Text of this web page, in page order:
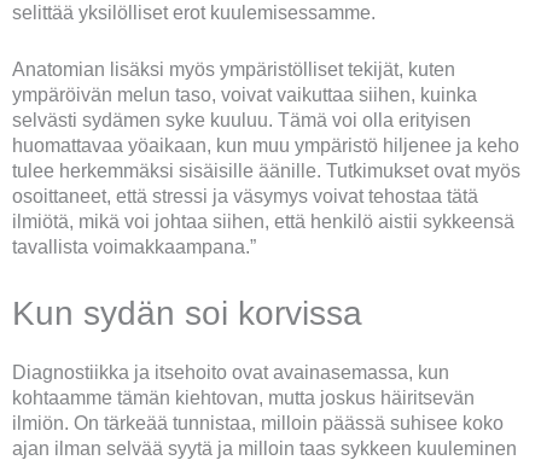
selittää yksilölliset erot kuulemisessamme.
Anatomian lisäksi myös ympäristölliset tekijät, kuten
ympäröivän melun taso, voivat vaikuttaa siihen, kuinka
selvästi sydämen syke kuuluu. Tämä voi olla erityisen
huomattavaa yöaikaan, kun muu ympäristö hiljenee ja keho
tulee herkemmäksi sisäisille äänille. Tutkimukset ovat myös
osoittaneet, että stressi ja väsymys voivat tehostaa tätä
ilmiötä, mikä voi johtaa siihen, että henkilö aistii sykkeensä
tavallista voimakkaampana.”
Kun sydän soi korvissa
Diagnostiikka ja itsehoito ovat avainasemassa, kun
kohtaamme tämän kiehtovan, mutta joskus häiritsevän
ilmiön. On tärkeää tunnistaa, milloin päässä suhisee koko
ajan ilman selvää syytä ja milloin taas sykkeen kuuleminen